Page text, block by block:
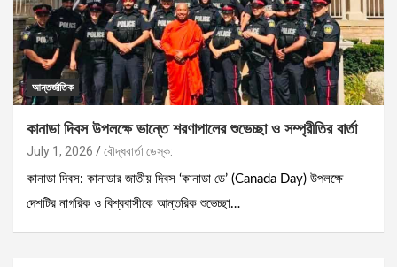
আন্তর্জাতিক
কানাডা দিবস উপলক্ষে ভান্তে শরণাপালের শুভেচ্ছা ও সম্প্রীতির বার্তা
July 1, 2026 বৌদ্ধবার্তা ডেস্ক:
কানাডা দিবস: কানাডার জাতীয় দিবস ‘কানাডা ডে’ (Canada Day) উপলক্ষে
দেশটির নাগরিক ও বিশ্ববাসীকে আন্তরিক শুভেচ্ছা…